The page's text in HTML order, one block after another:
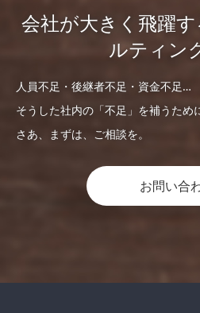
会社が大きく飛躍
ルティン
人員不足・後継者不足・資金不足…
そうした社内の「不足」を補うため
さあ、まずは、ご相談を。
お問い合